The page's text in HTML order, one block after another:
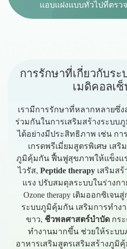
แอบแฝงแบบทั่วไปที่ตรวจ
การรักษาที่เกี่ยวกับระ
เมดิคอลเซ็
เรามีการรักษาที่หลากหลายซึ่
ร่วมกันในการเสริมสร้างระบ
ได้อย่างมีประสิทธิภาพ เช่น กา
เกรดพรีเมี่ยมสูตรพิเศษ เส
ภูมิคุ้มกัน ฟื้นฟูสุขภาพให้แข็งแ
ไวรัส, Peptide therapy เสริมส
แรง ปรับสมดุลระบบในร่างก
Ozone therapy เติมออกซิเจน
ระบบภูมิคุ้มกัน เสริมการทำง
ขาว, ชีวพลศาสตร์บำบัด กร
ทำงานมากขึ้น ช่วยให้ระบ
อาหารเสริมสูตรเสริมสร้างภูมิ